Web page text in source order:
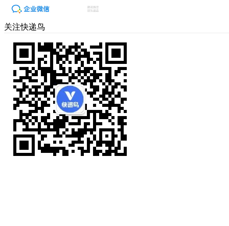
关注快递鸟